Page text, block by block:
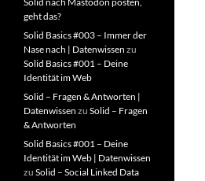
geht das?
Solid Basics #003 – Immer der
Nase nach | Datenwissen zu
Solid Basics #001 – Deine
Identität im Web
Solid – Fragen & Antworten |
Datenwissen zu Solid – Fragen
& Antworten
Solid Basics #001 – Deine
Identität im Web | Datenwissen
zu Solid – Social Linked Data